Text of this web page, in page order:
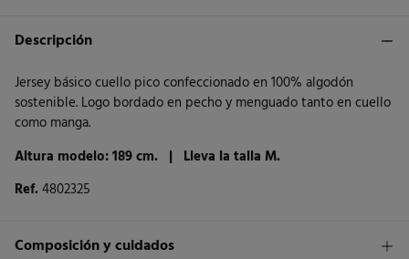
Descripción
Jersey básico cuello pico confeccionado en 100% algodón
sostenible. Logo bordado en pecho y menguado tanto en cuello
como manga.
Altura modelo: 189 cm. | Lleva la talla M.
Ref.4802325
Composición y cuidados